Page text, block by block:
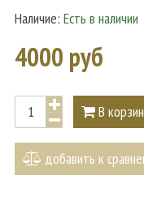
Наличие: Есть в наличии
4000 руб
В
добавить к